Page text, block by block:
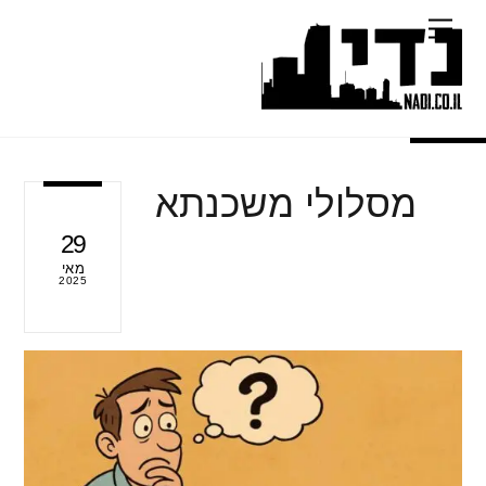
content
Menu
29
מאי
2025
מסלולי משכנתא